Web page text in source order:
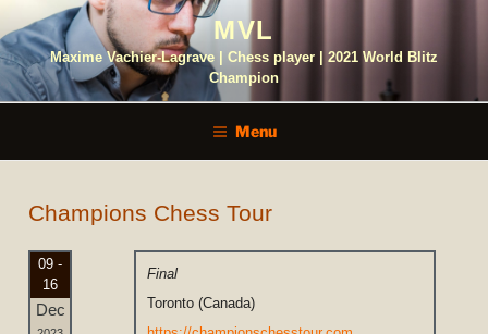
to
content
MVL
Maxime Vachier-Lagrave | Chess player | 2021 World Blitz
Champion
Menu
Champions Chess Tour
09 -
16
Dec
Final
Toronto (Canada)